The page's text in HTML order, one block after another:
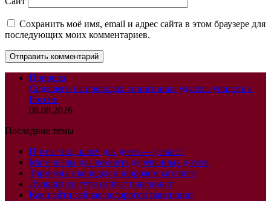
Сохранить моё имя, email и адрес сайта в этом браузере для
последующих моих комментариев.
Природа
Сидящего на проводах «пингвина» удалось увидеть в
России
08.08.2026
Последние темы
Проект под ключ для дома — узнать!
Материалы для ремонта деревянных домов
Тормозные колодки в широком каталоге
Лучший по сути сейчас пансионат
Как найти сейчас недорогой пансионат